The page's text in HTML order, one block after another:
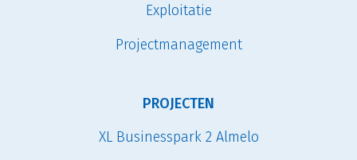
Exploitatie
Projectmanagement
PROJECTEN
XL Businesspark 2 Almelo